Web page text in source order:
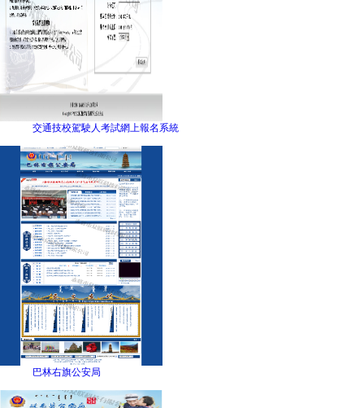
交通技校駕駛人考試網上報名系統
巴林右旗公安局